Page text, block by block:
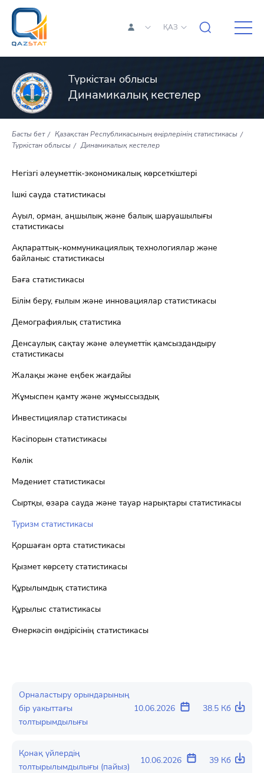
ҚАЗ
Түркістан облысы
Динамикалық кестелер
Басты бет
Қазақстан Республикасының өңірлерінің статистикасы
Түркістан облысы
Динамикалық кестелер
Негізгі әлеуметтік-экономикалық көрсеткіштері
Ішкі сауда статистикасы
Ауыл, орман, аңшылық және балық шаруашылығы
статистикасы
Ақпараттық-коммуникациялық технологиялар және
байланыс статистикасы
Баға статистикасы
Білім беру, ғылым және инновациялар статистикасы
Демографиялық статистика
Денсаулық сақтау және әлеуметтік қамсыздандыру
статистикасы
Жалақы және еңбек жағдайы
Жұмыспен қамту және жұмыссыздық
Инвестициялар статистикасы
Кәсіпорын статистикасы
Көлік
Мәдениет статистикасы
Сыртқы, өзара сауда және тауар нарықтары статистикасы
Туризм статистикасы
Қоршаған орта статистикасы
Қызмет көрсету статистикасы
Құрылымдық статистика
Құрылыс статистикасы
Өнеркәсіп өндірісінің статистикасы
Орналастыру орындарының
бір уакыттағы
толтырымдылығы
10.06.2026 38.5 Кб
Қонақ үйлердің
толтырылымдылығы (пайыз)
10.06.2026 39 Кб